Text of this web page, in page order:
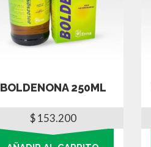
BOLDENONA 250ML
$153.200